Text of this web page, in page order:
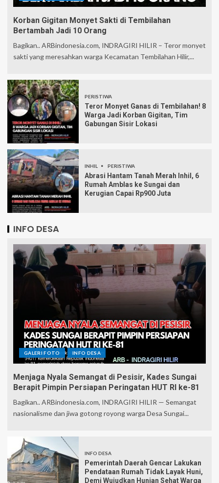
Korban Gigitan Monyet Sakti di Tembilahan
Bertambah Jadi 10 Orang
Bagikan.. ARBindonesia.com, INDRAGIRI HILIR – Teror monyet
sakti yang meresahkan warga Kecamatan Tembilahan Hilir,...
PERISTIWA
Teror Monyet Ganas di Tembilahan! 8
Warga Jadi Korban Gigitan, Tim
Gabungan Sisir Lokasi
INHIL PERISTIWA
Abrasi Hantam Tanah Merah Inhil, 6
Rumah Amblas ke Sungai dan
Kerugian Capai Rp900 Juta
INFO DESA
GALERI FOTO INFO DESA
Menjaga Nyala Semangat di Pesisir, Kades Sungai
Berapit Pimpin Persiapan Peringatan HUT RI ke-81
Bagikan.. ARBindonesia.com, INDRAGIRI HILIR — Semangat
nasionalisme dan jiwa gotong royong warga Desa Sungai...
INFO DESA
Pemerintah Daerah Gencar Lakukan
Pendataan Rumah Tidak Layak Huni,
Demi Wujudkan Hunian Sehat Warga